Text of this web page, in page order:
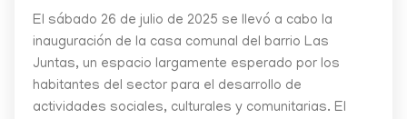
El sábado 26 de julio de 2025 se llevó a cabo la
inauguración de la casa comunal del barrio Las
Juntas, un espacio largamente esperado por los
habitantes del sector para el desarrollo de
actividades sociales, culturales y comunitarias. El